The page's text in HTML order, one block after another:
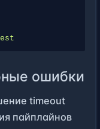
ошибки
timeout
пайплайнов